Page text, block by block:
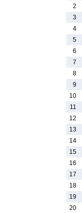
2
3
4
5
6
7
8
9
10
11
12
13
14
15
16
17
18
19
20